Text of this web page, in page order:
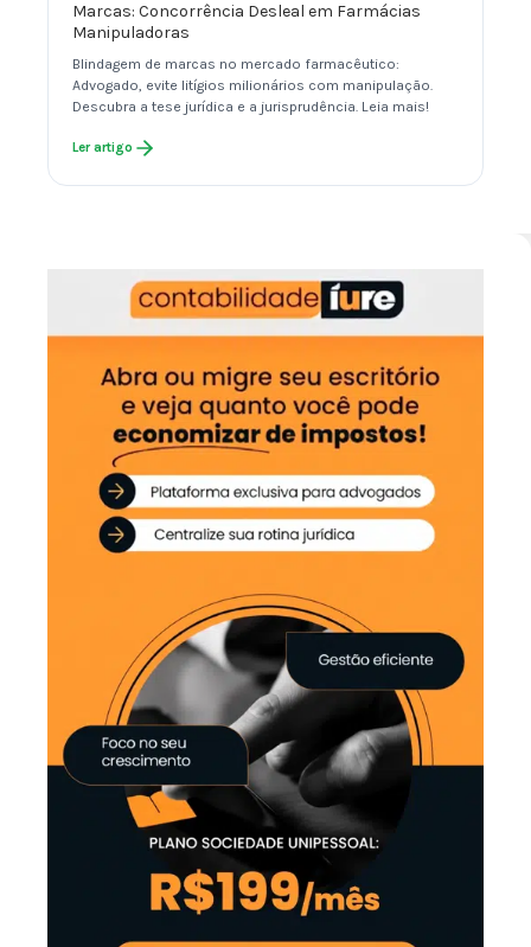
Marcas: Concorrência Desleal em Farmácias
Manipuladoras
Blindagem de marcas no mercado farmacêutico:
Advogado, evite litígios milionários com manipulação.
Descubra a tese jurídica e a jurisprudência. Leia mais!
Ler artigo